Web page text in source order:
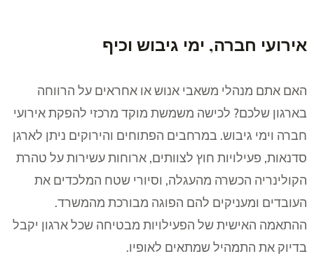
אירועי חברה, ימי גיבוש וכיף
האם אתם מנהלי משאבי אנוש או אחראים על הרווחה
בארגון שלכם? לכישה משמשת מוקד מרכזי להפקת אירועי
חברה וימי גיבוש. במרחבים הפתוחים והירוקים ניתן לארגן
סדנאות, פעילויות חוץ לצוותים, ארוחות עשירות על טהרת
הקולינריה הכשרה מהעגלה, וסיורי שטח המלכדים את
העובדים ומעניקים להם הפוגה מבורכת מהמשרד.
ההתאמה האישית של הפעילויות מבטיחה שכל ארגון יקבל
בדיוק את התמהיל שמתאים לאופיו.